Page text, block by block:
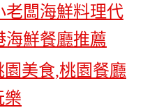
老闆海鮮料理代
海鮮餐廳推薦